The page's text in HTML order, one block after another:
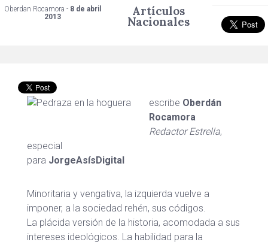
Oberdan Rocamora - 8 de abril
2013
Artículos
Nacionales
escribe Oberdán
Rocamora
Redactor Estrella,
especial
para JorgeAsísDigital
Minoritaria y vengativa, la izquierda vuelve a
imponer, a la sociedad rehén, sus códigos.
La plácida versión de la historia, acomodada a sus
intereses ideológicos. La habilidad para la